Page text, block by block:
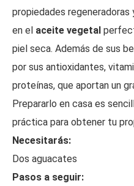
propiedades
en el aceite vegetal
piel seca. Además de sus
por sus antioxidantes,
proteínas, que aportan un
Prepararlo en casa es
práctica para obtener tu
Necesitarás:
Dos aguacates
Pasos a seguir: